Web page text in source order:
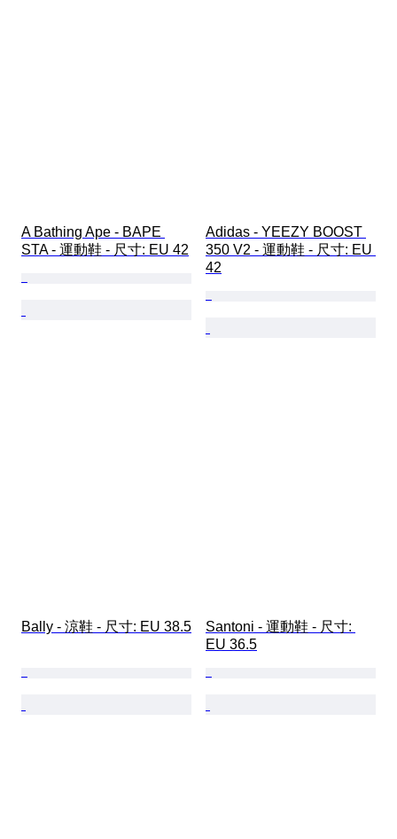
A Bathing Ape - BAPE
STA - 運動鞋 - 尺寸: EU 42
Adidas - YEEZY BOOST
350 V2 - 運動鞋 - 尺寸: EU
42
Bally - 涼鞋 - 尺寸: EU 38.5
Santoni - 運動鞋 - 尺寸:
EU 36.5